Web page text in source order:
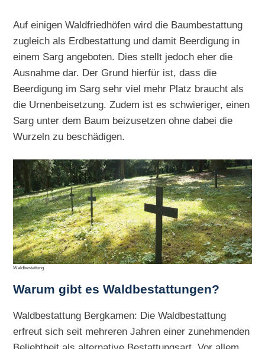
Auf einigen Waldfriedhöfen wird die Baumbestattung
zugleich als Erdbestattung und damit Beerdigung in
einem Sarg angeboten. Dies stellt jedoch eher die
Ausnahme dar. Der Grund hierfür ist, dass die
Beerdigung im Sarg sehr viel mehr Platz braucht als
die Urnenbeisetzung. Zudem ist es schwieriger, einen
Sarg unter dem Baum beizusetzen ohne dabei die
Wurzeln zu beschädigen.
Waldbestattung
Warum gibt es Waldbestattungen?
Waldbestattung Bergkamen: Die Waldbestattung
erfreut sich seit mehreren Jahren einer zunehmenden